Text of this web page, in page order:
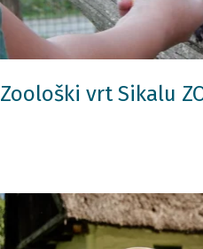
Zoološki vrt Sikalu